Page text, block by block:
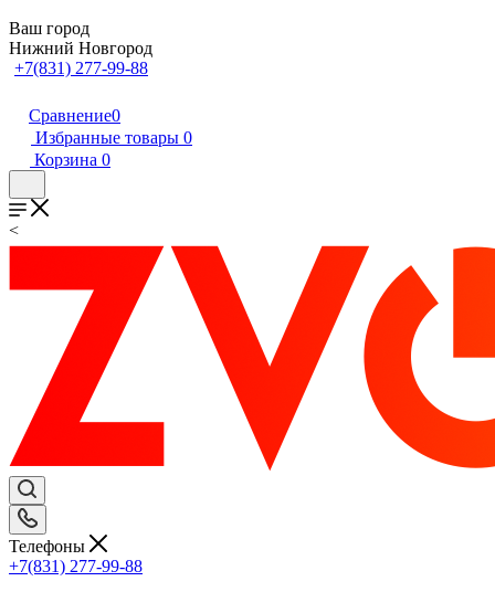
Ваш город
Нижний Новгород
+7(831) 277-99-88
Сравнение0
Избранные товары 0
Корзина 0
<
Телефоны
+7(831) 277-99-88